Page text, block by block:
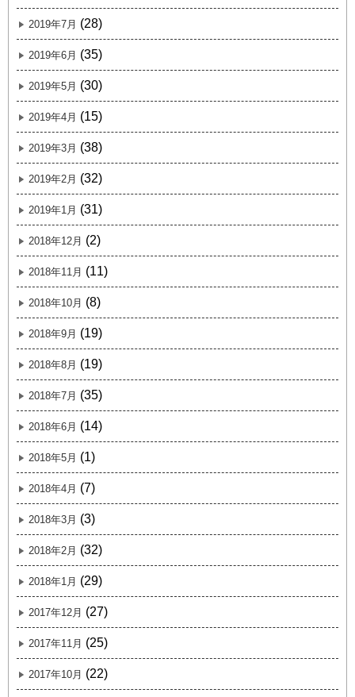
2019年7月 (28)
2019年6月 (35)
2019年5月 (30)
2019年4月 (15)
2019年3月 (38)
2019年2月 (32)
2019年1月 (31)
2018年12月 (2)
2018年11月 (11)
2018年10月 (8)
2018年9月 (19)
2018年8月 (19)
2018年7月 (35)
2018年6月 (14)
2018年5月 (1)
2018年4月 (7)
2018年3月 (3)
2018年2月 (32)
2018年1月 (29)
2017年12月 (27)
2017年11月 (25)
2017年10月 (22)